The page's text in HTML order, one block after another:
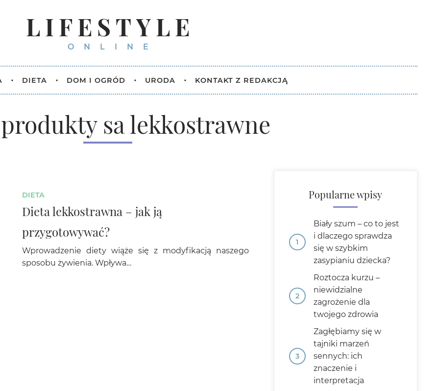
LIFESTYLE
ONLINE
DIETA DOM I OGRÓD URODA KONTAKT Z REDAKCJĄ
sa lekkostrawne
DIETA
Dieta lekkostrawna – jak ją
przygotowywać?
Wprowadzenie diety wiąże się z modyfikacją naszego
sposobu żywienia. Wpływa…
Popularne wpisy
Biały szum – co to jest
i dlaczego sprawdza
się w szybkim
zasypianiu dziecka?
Roztocza kurzu –
niewidzialne
zagrożenie dla
twojego zdrowia
Zagłębiamy się w
tajniki marzeń
sennych: ich
znaczenie i
interpretacja